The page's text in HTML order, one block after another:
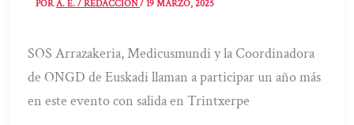
PORA. E. / REDACCIÓN/19 MARZO, 2025
SOS Arrazakeria, Medicusmundi y la Coordinadora
de ONGD de Euskadi llaman a participar un año más
en este evento con salida en Trintxerpe